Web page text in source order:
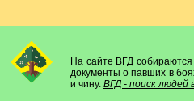
На сайте ВГД собираются
документы о павших в
и чину. ВГД - поиск